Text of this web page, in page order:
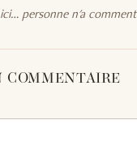
personne n'a
COMMENTAIRE